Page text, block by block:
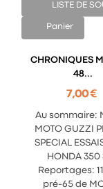
LISTE DE
Panier
CHRONIQUES
48...
7,00 €
Au sommaire:
MOTO GUZZI
SPECIAL
HONDA 350
Reportages:
pré-65 de